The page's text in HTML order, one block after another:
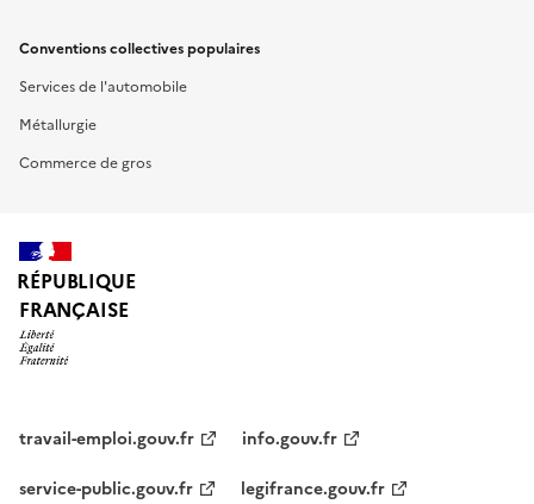
Conventions collectives populaires
Services de l'automobile
Métallurgie
Commerce de gros
RÉPUBLIQUE
FRANÇAISE
travail-emploi.gouv.fr
info.gouv.fr
service-public.gouv.fr
legifrance.gouv.fr